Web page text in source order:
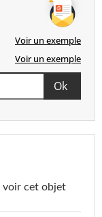
Voir un exemple
Voir un exemple
voir cet objet